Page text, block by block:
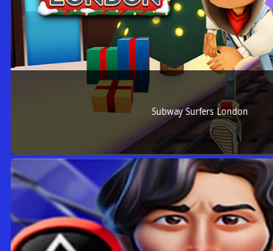
Subway Surfers London